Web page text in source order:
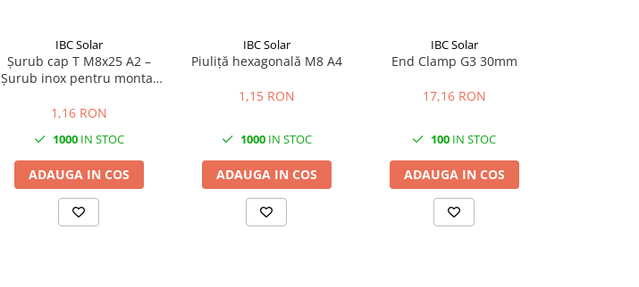
IBC Solar
Șurub cap T M8x25 A2 –
Șurub inox pentru montaj
Calitate A2
1,16 RON
1000IN STOC
ADAUGA IN COS
IBC Solar
Piuliță hexagonală M8 A4
1,15 RON
1000IN STOC
ADAUGA IN COS
IBC Solar
End Clamp G3 30mm
17,16 RON
100 IN STOC
ADAUGA IN COS